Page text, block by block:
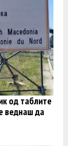
од таблите
веднаш да